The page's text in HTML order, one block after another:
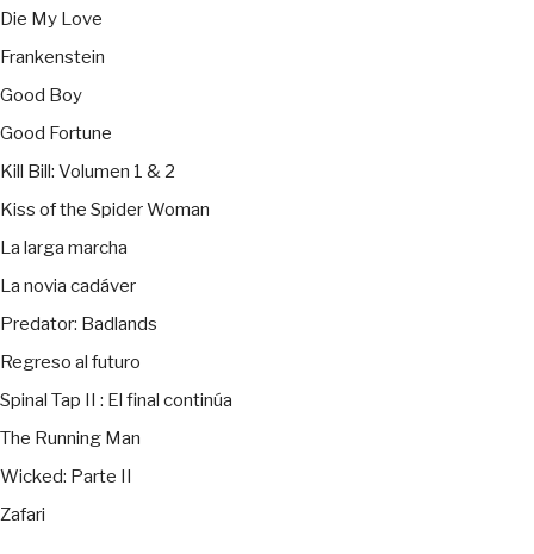
Die My Love
Frankenstein
Good Boy
Good Fortune
Kill Bill: Volumen 1 & 2
Kiss of the Spider Woman
La larga marcha
La novia cadáver
Predator: Badlands
Regreso al futuro
Spinal Tap II : El final continúa
The Running Man
Wicked: Parte II
Zafari